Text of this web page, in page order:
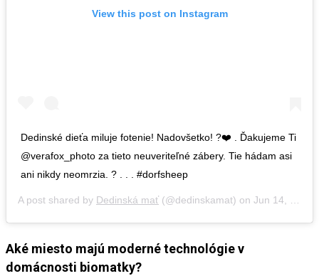
View this post on Instagram
Dedinské dieťa miluje fotenie! Nadovšetko! ?❤️ . Ďakujeme Ti
@verafox_photo za tieto neuveriteľné zábery. Tie hádam asi
ani nikdy neomrzia. ? . . . #dorfsheep
A post shared by Dedinská mať (@dedinskamat) on Jun 14, 2020 at 7:54am PDT
Aké miesto majú moderné technológie v
domácnosti biomatky?